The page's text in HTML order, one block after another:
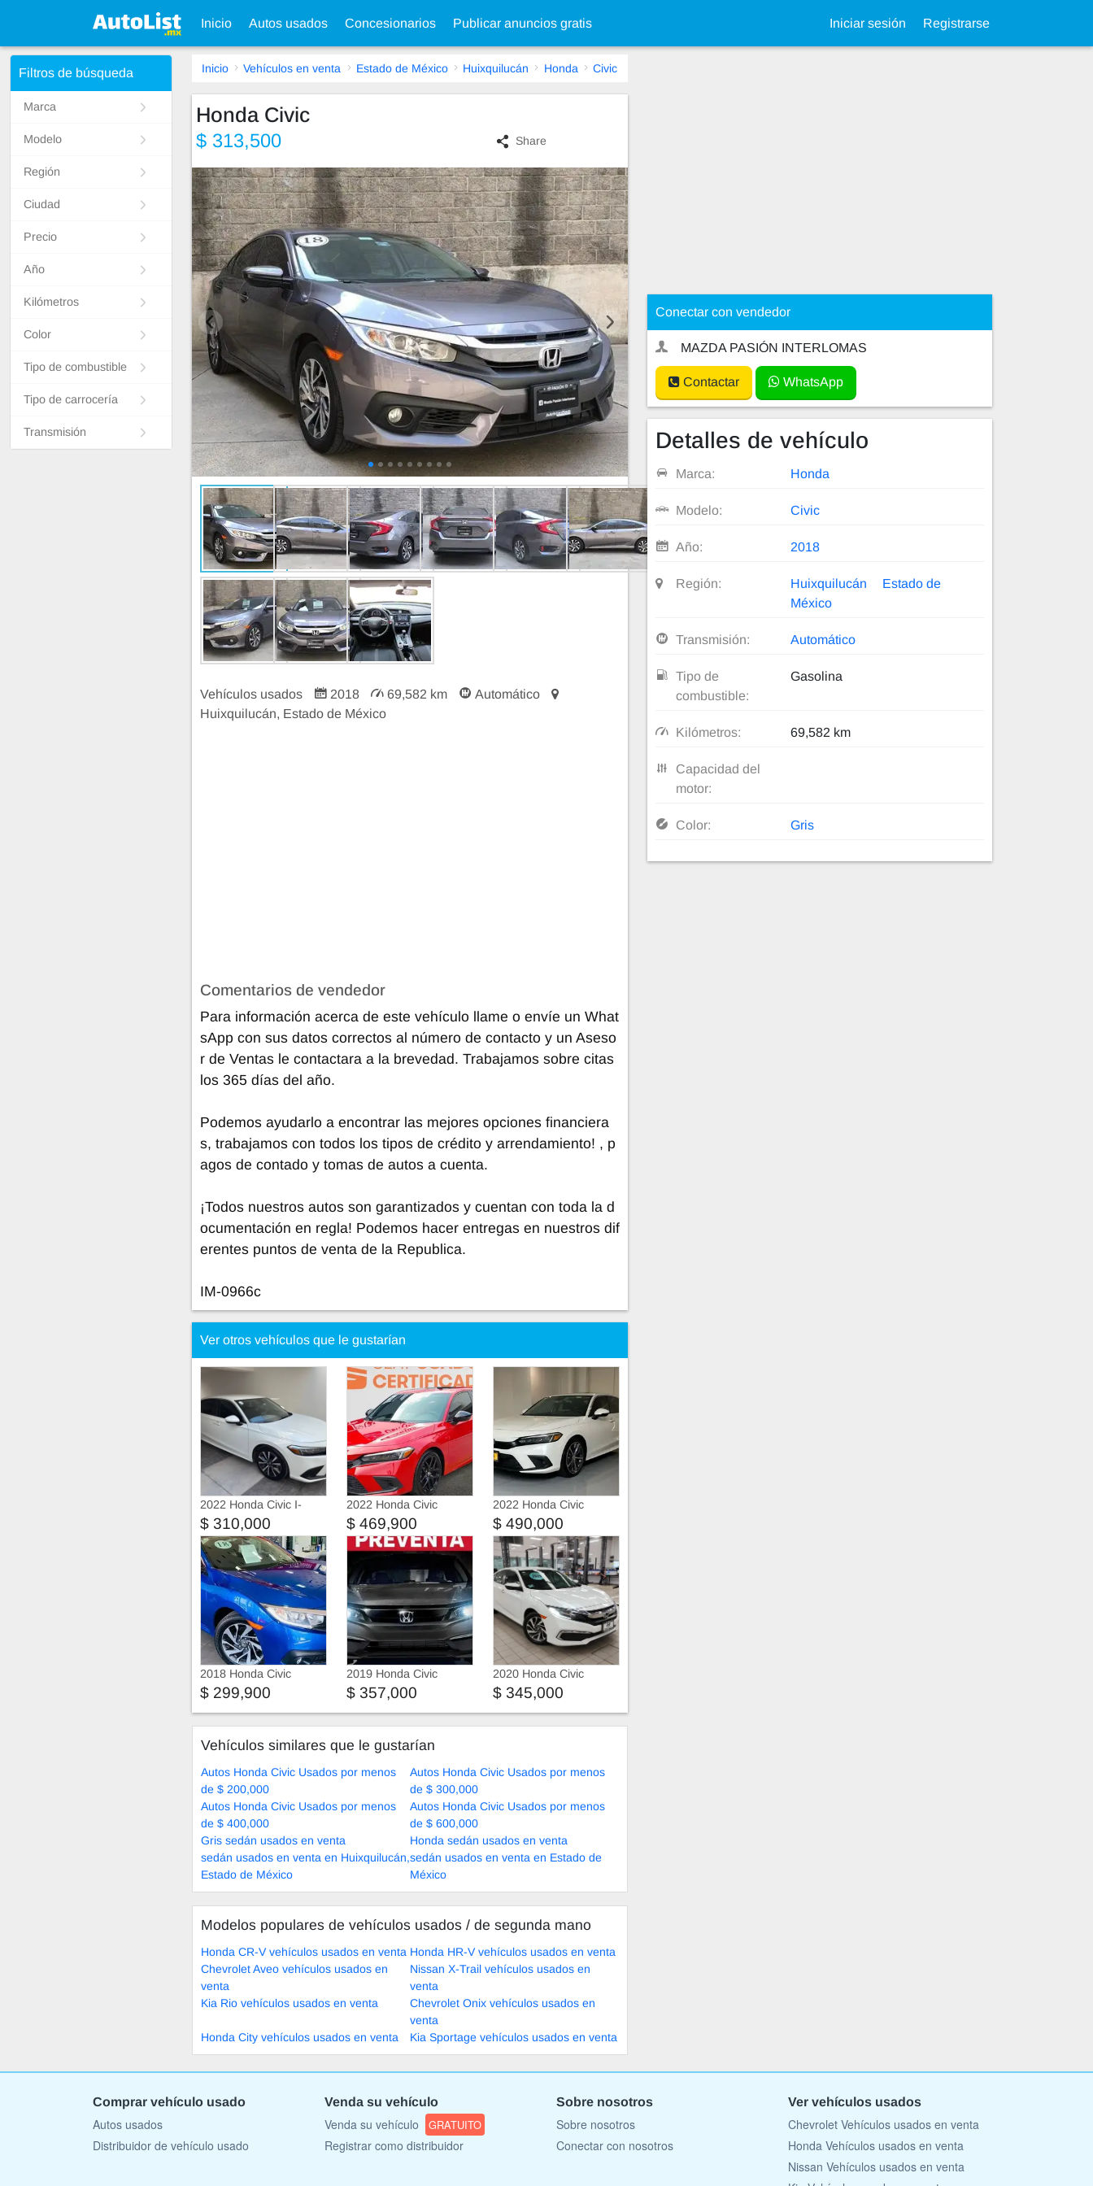
Inicio Autos usados Concesionarios Publicar anuncios gratis Iniciar sesión Registrarse
Filtros de búsqueda
Marca
Modelo
Región
Ciudad
Precio
Año
Kilómetros
Color
Tipo de combustible
Tipo de carrocería
Transmisión
Inicio Vehículos en venta Estado de México Huixquilucán Honda Civic
Honda Civic
$ 313,500 Share
Vehículos usados 2018 69,582 km
Automático
Huixquilucán, Estado de México
Comentarios de vendedor
Para información acerca de este vehículo llame o envíe un What
sApp con sus datos correctos al número de contacto y un Aseso
r de Ventas le contactara a la brevedad. Trabajamos sobre citas
los 365 días del año.
Podemos ayudarlo a encontrar las mejores opciones financiera
s, trabajamos con todos los tipos de crédito y arrendamiento! , p
agos de contado y tomas de autos a cuenta.
¡Todos nuestros autos son garantizados y cuentan con toda la d
ocumentación en regla! Podemos hacer entregas en nuestros dif
erentes puntos de venta de la Republica.
IM-0966c
Conectar con vendedor
MAZDA PASIÓN INTERLOMAS
Contactar WhatsApp
Detalles de vehículo
Marca: Honda
Modelo: Civic
Año: 2018
Región: Huixquilucán
Estado de
México
Transmisión: Automático
Tipo de
combustible:
Gasolina
Kilómetros: 69,582 km
Capacidad del
motor:
Color: Gris
Ver otros vehículos que le gustarían
2022 Honda Civic I-
Style 2.0 LTS CVT
155HP
$ 310,000
2022 Honda Civic
$ 469,900
2022 Honda Civic
$ 490,000
2018 Honda Civic
$ 299,900
2019 Honda Civic
$ 357,000
2020 Honda Civic
$ 345,000
Vehículos similares que le gustarían
Autos Honda Civic Usados por menos
de $ 200,000
Autos Honda Civic Usados por menos
de $ 300,000
Autos Honda Civic Usados por menos
de $ 400,000
Autos Honda Civic Usados por menos
de $ 600,000
Gris sedán usados en venta
Honda sedán usados en venta
sedán usados en venta en Huixquilucán,
Estado de México
sedán usados en venta en Estado de
México
Modelos populares de vehículos usados ​​/ de segunda mano
Honda CR-V vehículos usados en venta Honda HR-V vehículos usados en venta
Chevrolet Aveo vehículos usados en
venta
Nissan X-Trail vehículos usados en
venta
Kia Rio vehículos usados en venta
Chevrolet Onix vehículos usados en
venta
Honda City vehículos usados en venta
Kia Sportage vehículos usados en venta
Comprar vehículo usado
Autos usados
Distribuidor de vehículo usado
Venda su vehículo
Venda su vehículo GRATUITO
Registrar como distribuidor
Sobre nosotros
Sobre nosotros
Conectar con nosotros
Ver vehículos usados
Chevrolet Vehículos usados en venta
Honda Vehículos usados en venta
Nissan Vehículos usados en venta